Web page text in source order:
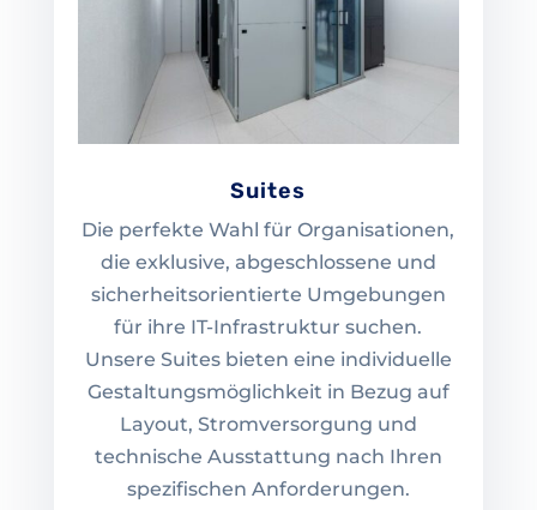
Suites
Die perfekte Wahl für Organisationen,
die exklusive, abgeschlossene und
sicherheitsorientierte Umgebungen
für ihre IT-Infrastruktur suchen.
Unsere Suites bieten eine individuelle
Gestaltungsmöglichkeit in Bezug auf
Layout, Stromversorgung und
technische Ausstattung nach Ihren
spezifischen Anforderungen.